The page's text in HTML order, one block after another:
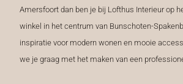
Amersfoort dan ben je bij Lofthus Interieur op
winkel in het centrum van Bunschoten-
inspiratie voor modern wonen en mooie
we je graag met het maken van een